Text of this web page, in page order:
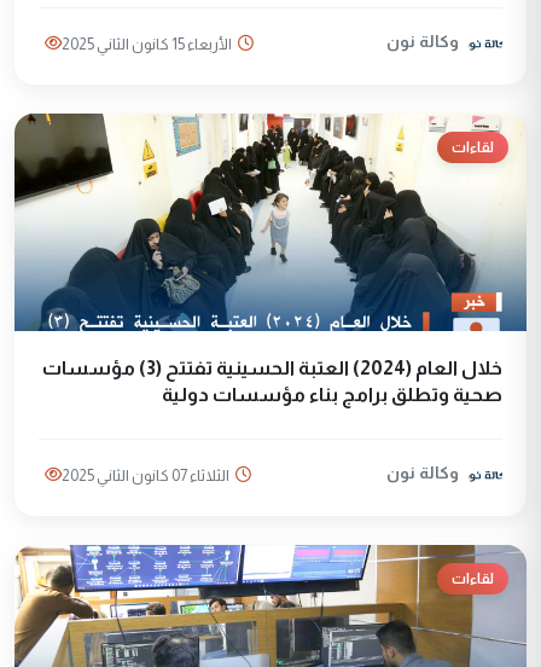
وكالة نون الأربعاء 15 كانون الثاني 2025
لقاءات
خلال العام (2024) العتبة الحسينية تفتتح (3) مؤسسات
صحية وتطلق برامج بناء مؤسسات دولية
وكالة نون الثلاثاء 07 كانون الثاني 2025
لقاءات